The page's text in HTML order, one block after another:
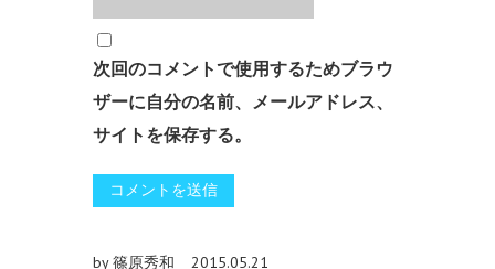
次回のコメントで使用するためブラウ
ザーに自分の名前、メールアドレス、
サイトを保存する。
by 篠原秀和
2015.05.21